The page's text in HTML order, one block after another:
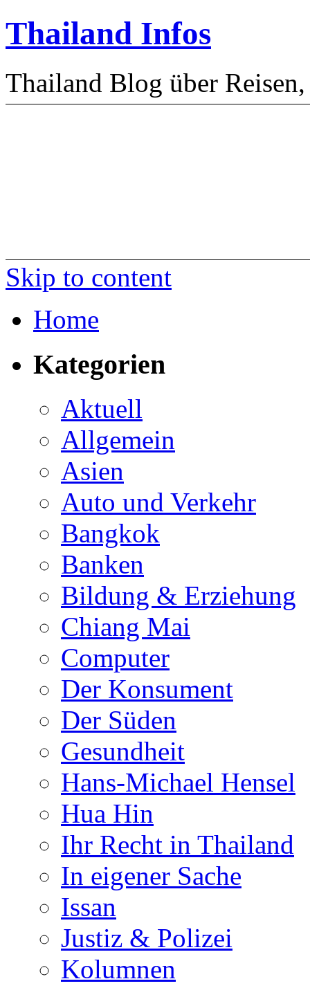
Thailand Infos
Thailand Blog über
Skip to content
Home
Kategorien
Aktuell
Allgemein
Asien
Auto und Verkehr
Bangkok
Banken
Bildung & Erziehung
Chiang Mai
Computer
Der Konsument
Der Süden
Gesundheit
Hans-Michael Hensel
Hua Hin
Ihr Recht in Thailand
In eigener Sache
Issan
Justiz & Polizei
Kolumnen